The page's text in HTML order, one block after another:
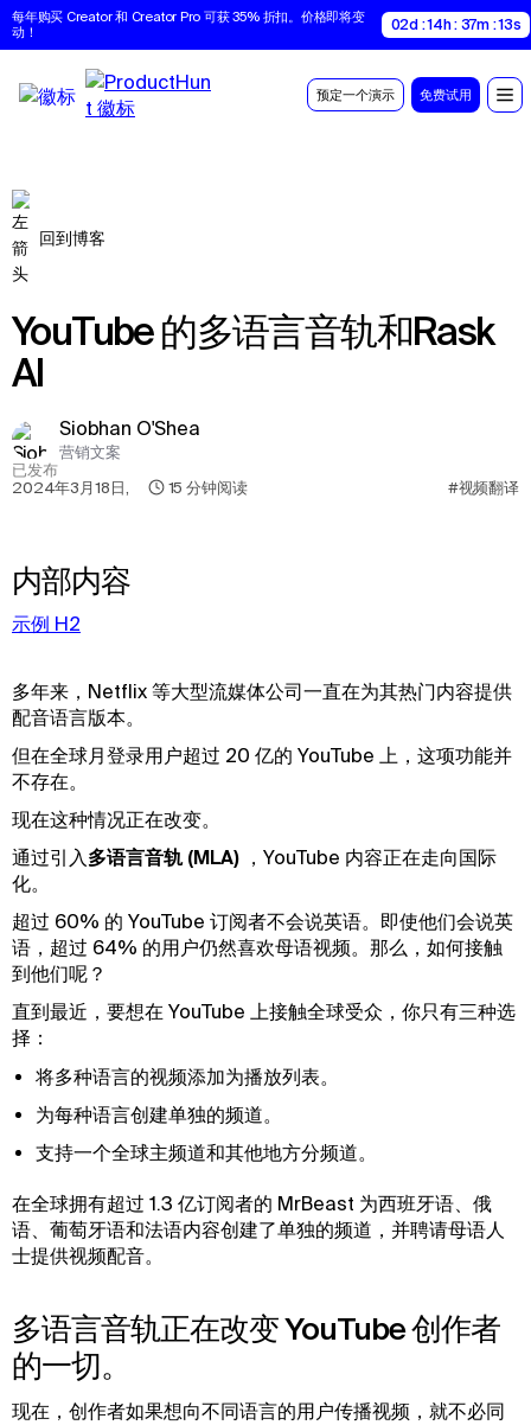
每年购买 Creator 和 Creator Pro 可获 35% 折扣。价格即将变
动！
02d : 14h : 37m : 12s
预定一个演示 免费试用
回到博客
YouTube 的多语言音轨和Rask
AI
Siobhan O'Shea
营销文案
已发布
2024年3月18日 , 15 分钟阅读 #视频翻译
内部内容
示例 H2
多年来，Netflix 等大型流媒体公司一直在为其热门内容提供
配音语言版本。
但在全球月登录用户超过 20 亿的 YouTube 上，这项功能并
不存在。
现在这种情况正在改变。
通过引入 多语言音轨 (MLA)
，YouTube 内容正在走向国际
化。
超过 60% 的 YouTube 订阅者不会说英语。即使他们会说英
语，超过 64% 的用户仍然喜欢母语视频。那么，如何接触
到他们呢？
直到最近，要想在 YouTube 上接触全球受众，你只有三种选
择：
将多种语言的视频添加为播放列表。
为每种语言创建单独的频道。
支持一个全球主频道和其他地方分频道。
在全球拥有超过 1.3 亿订阅者的 MrBeast 为西班牙语、俄
语、葡萄牙语和法语内容创建了单独的频道，并聘请母语人
士提供视频配音。
多语言音轨正在改变 YouTube 创作者
的一切。
现在，创作者如果想向不同语言的用户传播视频，就不必同